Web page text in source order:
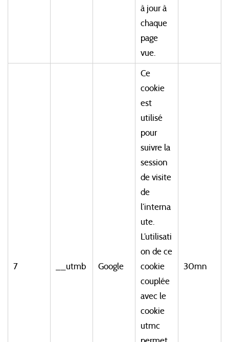
à jour à
chaque
page
vue.
7 __utmb Google
Ce
cookie
est
utilisé
pour
suivre la
session
de visite
de
l’interna
ute.
L’utilisati
on de ce
cookie
couplée
avec le
cookie
utmc
30mn